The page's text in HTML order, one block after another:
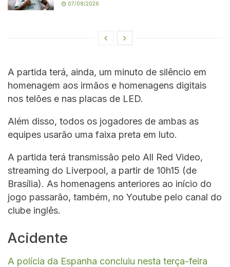
07/08/2026
A partida terá, ainda, um minuto de silêncio em
homenagem aos irmãos e homenagens digitais
nos telões e nas placas de LED.
Além disso, todos os jogadores de ambas as
equipes usarão uma faixa preta em luto.
A partida terá transmissão pelo All Red Video,
streaming do Liverpool, a partir de 10h15 (de
Brasília). As homenagens anteriores ao início do
jogo passarão, também, no Youtube pelo canal do
clube inglês.
Acidente
A polícia da Espanha concluiu nesta terça-feira